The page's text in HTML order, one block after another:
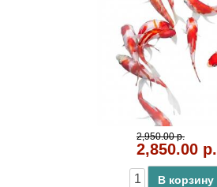
2,950.00 р.
2,850.00 р.
В корзину